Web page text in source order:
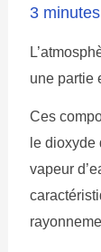
3
une partie
Ces
le dioxyde
vapeur